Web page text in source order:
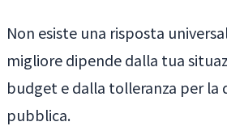
Non esiste una risposta
migliore dipende dalla tua
budget e dalla tolleranza per la
pubblica.